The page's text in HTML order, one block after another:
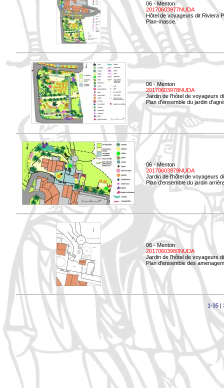
06 - Menton
20170603977NUDA
Hôtel de voyageurs dit Riviera
Plan-masse.
06 - Menton
20170603978NUDA
Jardin de l'hôtel de voyageurs
Plan d'ensemble du jardin
06 - Menton
20170603979NUDA
Jardin de l'hôtel de voyageurs
Plan d'ensemble du jardin
06 - Menton
20170603980NUDA
Jardin de l'hôtel de voyageurs
Plan d'ensemble des
1-35|